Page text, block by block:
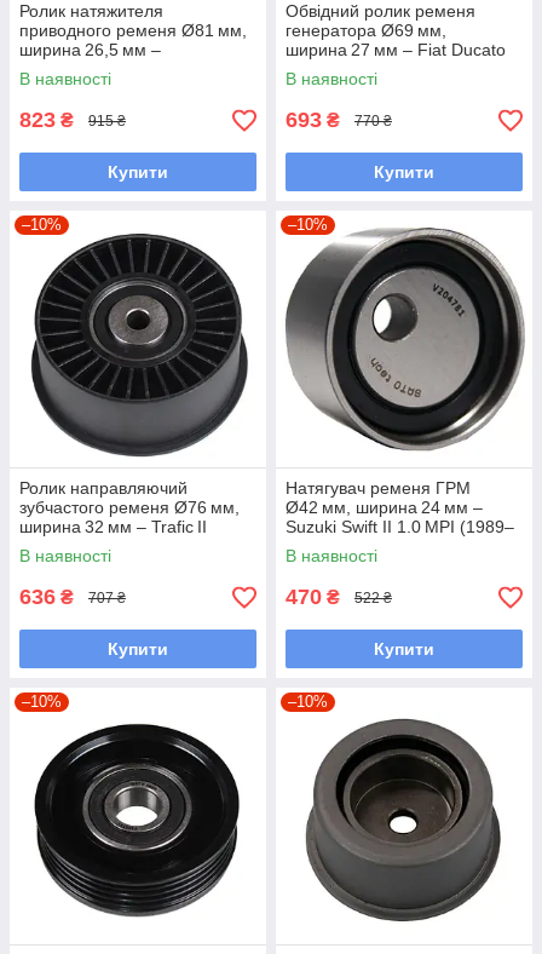
Ролик натяжителя
приводного ременя Ø81 мм,
ширина 26,5 мм –
Transporter IV 2.5 TDI
(AAB/AXG; 1990–2003) /
В наявності
823 ₴ 915 ₴
Купити
Обвідний ролик ременя
генератора Ø69 мм,
ширина 27 мм – Fiat Ducato
2.2 Multijet (2006–2014) –
Ducato III (2006–2014)
В наявності
693 ₴ 770 ₴
Купити
–10%
Ролик направляючий
зубчастого ременя Ø76 мм,
ширина 32 мм – Trafic II
2.5 dCi (2001–2014) /
Espace III 2.2 dCi (1997–2002)
В наявності
636 ₴ 707 ₴
Купити
–10%
Натягувач ременя ГРМ
Ø42 мм, ширина 24 мм –
Suzuki Swift II 1.0 MPI (1989–
2005) – Swift II (1989–2005)
В наявності
470 ₴ 522 ₴
Купити
–10% –10%